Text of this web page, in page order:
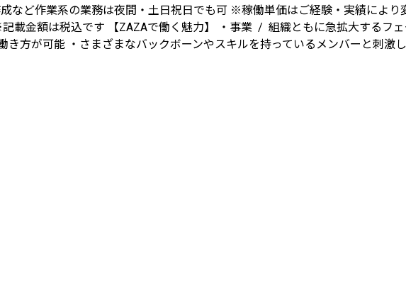
など作業系の業務は夜間・土日祝日でも可 ※稼働単価はご経験・実績によ
載金額は税込です 【ZAZAで働く魅力】 ・事業 / 組織ともに急拡大するフ
方が可能 ・さまざまなバックボーンやスキルを持っているメンバーと刺激